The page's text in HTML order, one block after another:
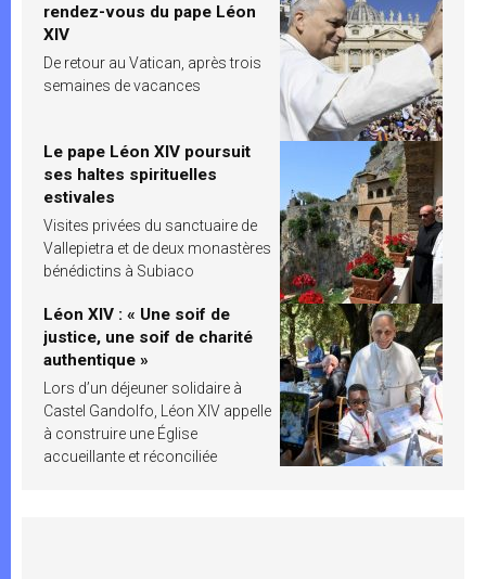
rendez-vous du pape Léon
XIV
De retour au Vatican, après trois
semaines de vacances
Le pape Léon XIV poursuit
ses haltes spirituelles
estivales
Visites privées du sanctuaire de
Vallepietra et de deux monastères
bénédictins à Subiaco
Léon XIV : « Une soif de
justice, une soif de charité
authentique »
Lors d’un déjeuner solidaire à
Castel Gandolfo, Léon XIV appelle
à construire une Église
accueillante et réconciliée